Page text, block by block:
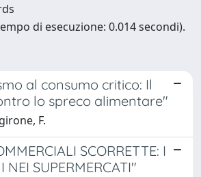
di esecuzione: 0.014 secondi).
al consumo critico: Il
lo spreco alimentare"
F.
SCORRETTE: I
NEI SUPERMERCATI"